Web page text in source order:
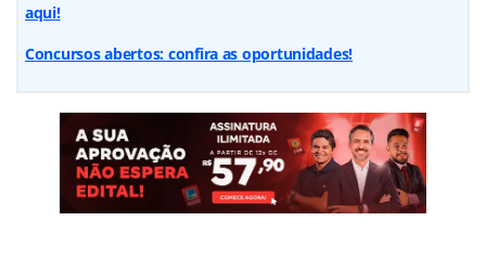
aqui!
Concursos abertos: confira as oportunidades!